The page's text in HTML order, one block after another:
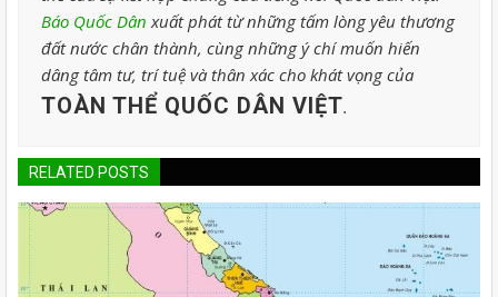
Báo Quốc Dân xuất phát từ những tấm lòng yêu thương
đất nước chân thành, cùng những ý chí muốn hiến
dâng tâm tư, trí tuệ và thân xác cho khát vọng của
TOÀN THỂ QUỐC DÂN VIỆT.
RELATED POSTS